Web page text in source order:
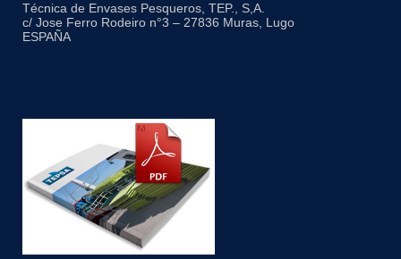
Técnica de Envases Pesqueros, TEP., S,A.
c/ Jose Ferro Rodeiro n°3 – 27836 Muras, Lugo
ESPAÑA